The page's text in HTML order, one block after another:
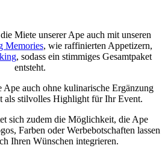
Miete unserer Ape auch mit unseren
Memories, wie raffinierten Appetizern,
, sodass ein stimmiges Gesamtpaket
entsteht.
auch ohne kulinarische Ergänzung
als stilvolles Highlight für Ihr Event.
sich zudem die Möglichkeit, die Ape
Farben oder Werbebotschaften lassen
Ihren Wünschen integrieren.